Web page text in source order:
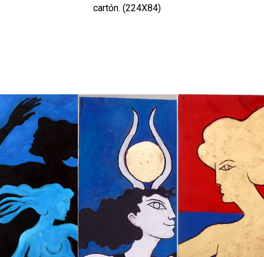
cartón. (224X84)